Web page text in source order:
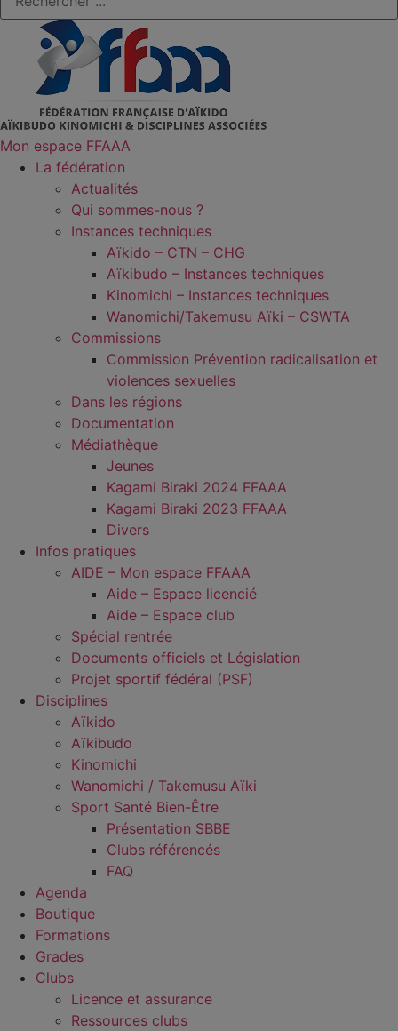
Mon espace FFAAA
La fédération
Actualités
Qui sommes-nous ?
Instances techniques
Aïkido – CTN – CHG
Aïkibudo – Instances techniques
Kinomichi – Instances techniques
Wanomichi/Takemusu Aïki – CSWTA
Commissions
Commission Prévention radicalisation et
violences sexuelles
Dans les régions
Documentation
Médiathèque
Jeunes
Kagami Biraki 2024 FFAAA
Kagami Biraki 2023 FFAAA
Divers
Infos pratiques
AIDE – Mon espace FFAAA
Aide – Espace licencié
Aide – Espace club
Spécial rentrée
Documents officiels et Législation
Projet sportif fédéral (PSF)
Disciplines
Aïkido
Aïkibudo
Kinomichi
Wanomichi / Takemusu Aïki
Sport Santé Bien-Être
Présentation SBBE
Clubs référencés
FAQ
Agenda
Boutique
Formations
Grades
Clubs
Licence et assurance
Ressources clubs